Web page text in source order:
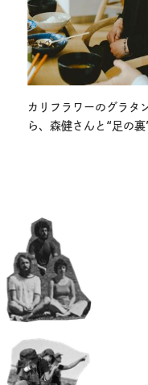
カリフラワーのグラタ
ら、森健さんと“足の